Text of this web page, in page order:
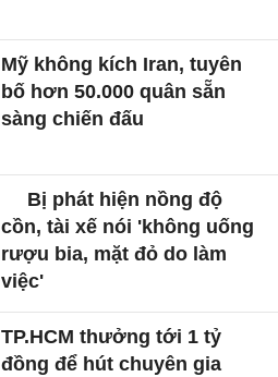
Mỹ không kích Iran, tuyên
bố hơn 50.000 quân sẵn
sàng chiến đấu
Bị phát hiện nồng độ
cồn, tài xế nói 'không uống
rượu bia, mặt đỏ do làm
việc'
TP.HCM thưởng tới 1 tỷ
đồng để hút chuyên gia